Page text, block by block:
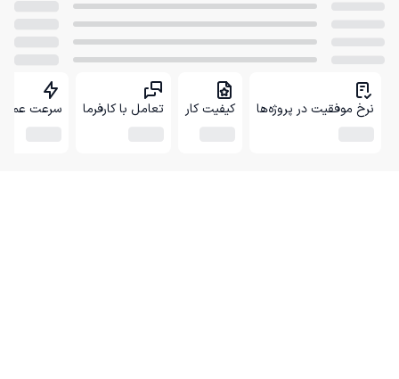
نرخ موفقیت در پروژه‌ها کیفیت کار تعامل با کارفرما سرعت عمل